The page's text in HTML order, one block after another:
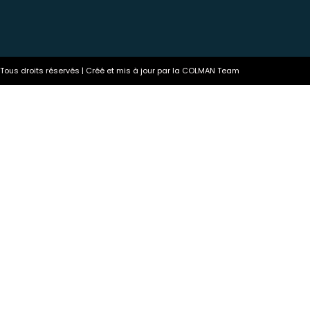
droits réservés | Créé et mis à jour par la COLMAN Team